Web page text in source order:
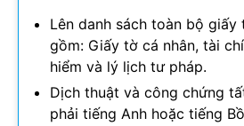
Lên danh sách toàn bộ
gồm: Giấy tờ cá nhân, tài
hiểm và lý lịch tư pháp.
Dịch thuật và công chứng
phải tiếng Anh hoặc tiếng